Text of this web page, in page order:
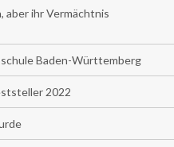
aber ihr Vermächtnis
Baden-Württemberg
2022